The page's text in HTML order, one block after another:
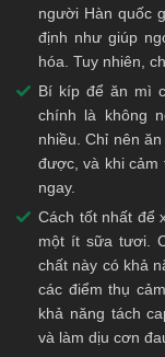
người Hàn quốc
định như giúp
hóa. Tuy nhiên,
Bí kíp để ăn mì
chính là không
nhiều. Chỉ nên
được, và khi cảm
ngay.
Cách tốt nhất để
một ít sữa tươi.
chất này có khả
các điểm thụ
khả năng tách
và làm dịu cơn